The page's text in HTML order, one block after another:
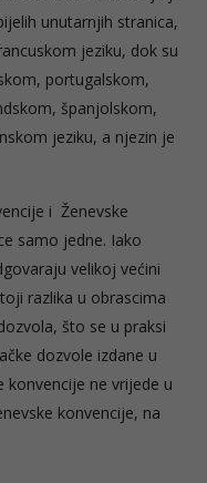
unutarnjih stranica,
jeziku, dok su
portugalskom,
španjolskom,
jeziku, a njezin je
i Ženevske
samo jedne. Iako
velikoj većini
razlika u obrascima
što se u praksi
dozvole izdane u
konvencije ne vrijede u
konvencije, na